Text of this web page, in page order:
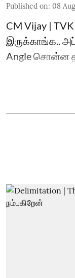
Published on: 08
CM Vijay |
இருக்காங்க..
Angle சொன்ன